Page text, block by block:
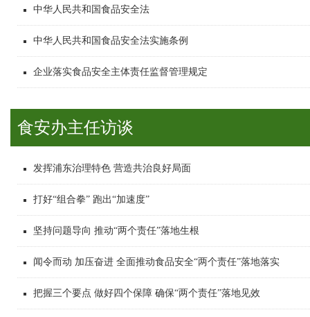
中华人民共和国食品安全法
中华人民共和国食品安全法实施条例
企业落实食品安全主体责任监督管理规定
食安办主任访谈
发挥浦东治理特色 营造共治良好局面
打好“组合拳” 跑出“加速度”
坚持问题导向 推动“两个责任”落地生根
闻令而动 加压奋进 全面推动食品安全“两个责任”落地落实
把握三个要点 做好四个保障 确保“两个责任”落地见效